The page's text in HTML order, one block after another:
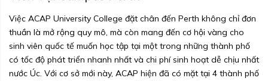
Việc ACAP University College đặt chân đến Perth không chỉ đơn
thuần là mở rộng quy mô, mà còn mang đến cơ hội vàng cho
sinh viên quốc tế muốn học tập tại một trong những thành phố
có tốc độ phát triển nhanh nhất và chi phí sinh hoạt dễ chịu nhất
nước Úc. Với cơ sở mới này, ACAP hiện đã có mặt tại 4 thành phố